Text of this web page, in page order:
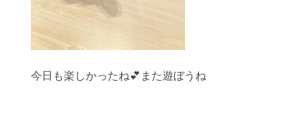
今日も楽しかったね💕また遊ぼうね